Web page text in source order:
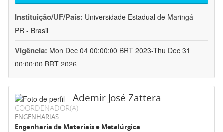
Instituição/UF/País: Universidade Estadual de Maringá -
PR - Brasil
Vigência: Mon Dec 04 00:00:00 BRT 2023-Thu Dec 31
00:00:00 BRT 2026
Ademir José Zattera
COORDENADOR(A)
ENGENHARIAS
Engenharia de Materiais e Metalúrgica